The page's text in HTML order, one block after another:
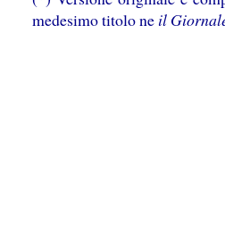
medesimo titolo ne il